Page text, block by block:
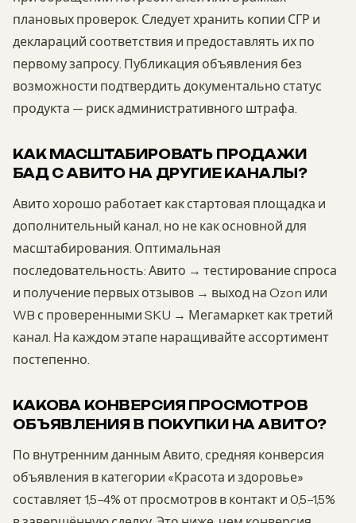
плановых проверок. Следует хранить копии СГР и
деклараций соответствия и предоставлять их по
первому запросу. Публикация объявления без
возможности подтвердить документально статус
продукта — риск административного штрафа.
КАК МАСШТАБИРОВАТЬ ПРОДАЖИ
БАД С АВИТО НА ДРУГИЕ КАНАЛЫ?
Авито хорошо работает как стартовая площадка и
дополнительный канал, но не как основной для
масштабирования. Оптимальная
последовательность: Авито → тестирование спроса
и получение первых отзывов → выход на Ozon или
WB с проверенными SKU → Мегамаркет как третий
канал. На каждом этапе наращивайте ассортимент
постепенно.
КАКОВА КОНВЕРСИЯ ПРОСМОТРОВ
ОБЪЯВЛЕНИЯ В ПОКУПКИ НА АВИТО?
По внутренним данным Авито, средняя конверсия
объявления в категории «Красота и здоровье»
составляет 1,5–4% от просмотров в контакт и 0,5–1,5%